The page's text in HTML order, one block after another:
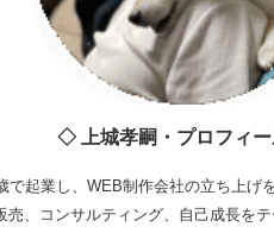
◇ 上城孝嗣・プロフィ
で起業し、WEB制作会社の立ち上げ
売、コンサルティング、自己成長をテ